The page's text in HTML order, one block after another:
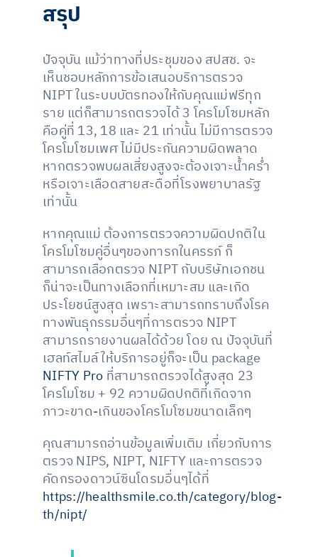
สรุป
ปัจจุบัน แม้ว่าทางที่ประชุมของ สปสช. จะ
เห็นชอบหลักการข้อเสนอบริการตรวจ
NIPT ในระบบบัตรทองให้กับคุณแม่ฟรีทุก
ราย แต่ก็สามารถตรวจได้ 3 โครโมโซมหลัก
คือคู่ที่ 13, 18 และ 21 เท่านั้น ไม่มีการตรวจ
โครโมโซมเพศ ไม่มีประกันความผิดพลาด
หากตรวจพบผลเสี่ยงสูงจะต้องเจาะน้ำคร่ำ
หรือเจาะเลือดสายสะดือที่โรงพยาบาลรัฐ
เท่านั้น
หากคุณแม่ ต้องการตรวจความผิดปกติใน
โครโมโซมคู่อื่นๆของทารกในครรภ์ ก็
สามารถเลือกตรวจ NIPT กับบริษัทเอกชน
ก็น่าจะเป็นทางเลือกที่เหมาะสม และเกิด
ประโยชน์สูงสุด เพราะสามารถทราบถึงโรค
ทางพันธุกรรมอื่นๆที่การตรวจ NIPT
สามารถรายงานผลได้ด้วย โดย ณ ปัจจุบันที่
เฮลท์สไมล์ ให้บริการอยู่ก็จะเป็น package
NIFTY Pro ที่สามารถตรวจได้สูงสุด 23
โครโมโซม + 92 ความผิดปกติที่เกิดจาก
ภาวะขาด-เกินของโครโมโซมขนาดเล็กๆ
คุณสามารถอ่านข้อมูลเพิ่มเติม เกี่ยวกับการ
ตรวจ NIPS, NIPT, NIFTY และการตรวจ
คัดกรองดาวน์ซินโดรมอื่นๆได้ที่
https://healthsmile.co.th/category/blog-
th/nipt/